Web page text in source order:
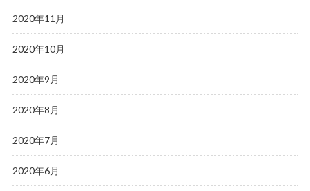
2020年11月
2020年10月
2020年9月
2020年8月
2020年7月
2020年6月